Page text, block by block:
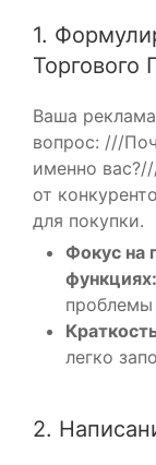
1.
Ваша
вопрос: ///
именно
от
для покупки.
Фокус на
функциях:
легко
2.